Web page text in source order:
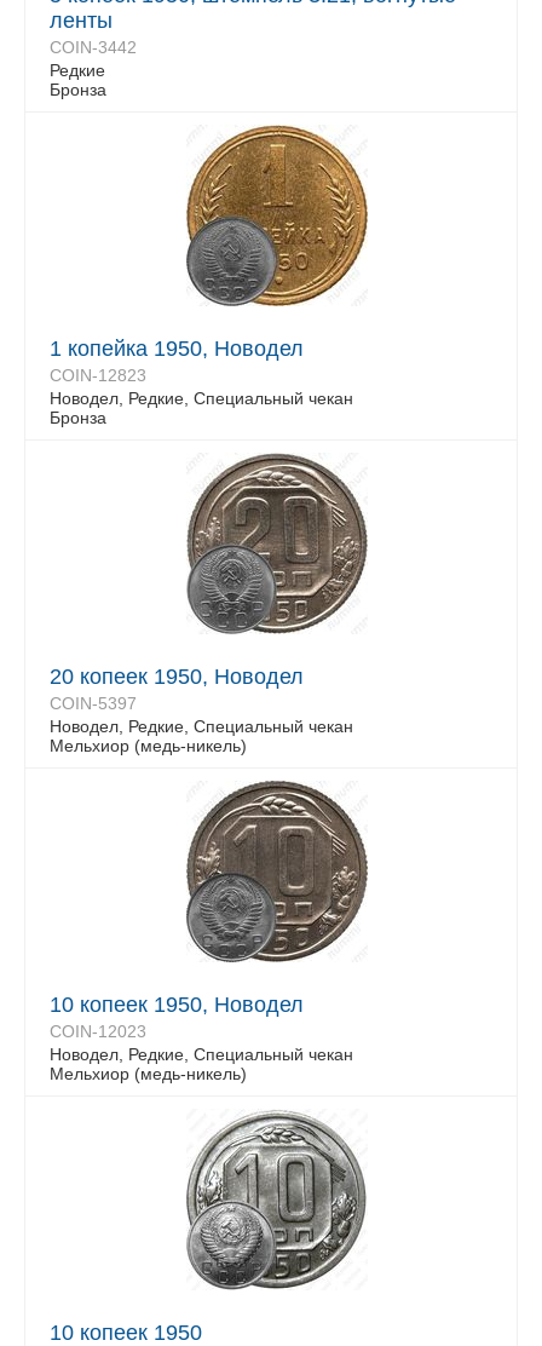
ленты
COIN-3442
Редкие
Бронза
1 копейка 1950, Новодел
COIN-12823
Новодел, Редкие, Специальный чекан
Бронза
20 копеек 1950, Новодел
COIN-5397
Новодел, Редкие, Специальный чекан
Мельхиор (медь-никель)
10 копеек 1950, Новодел
COIN-12023
Новодел, Редкие, Специальный чекан
Мельхиор (медь-никель)
10 копеек 1950